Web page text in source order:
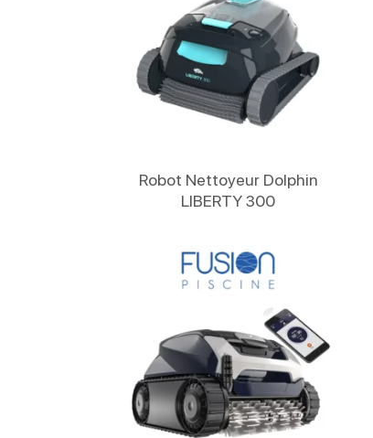
Robot Nettoyeur Dolphin
LIBERTY 300